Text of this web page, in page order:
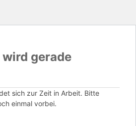
gerade
sich zur Zeit in Arbeit. Bitte
einmal vorbei.